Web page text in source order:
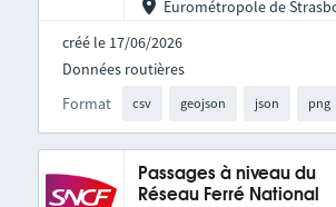
Eurométropole de
créé le 17/06/2026
Format csv geojson json png
Données routières
Passages à niveau du
Réseau Ferré National